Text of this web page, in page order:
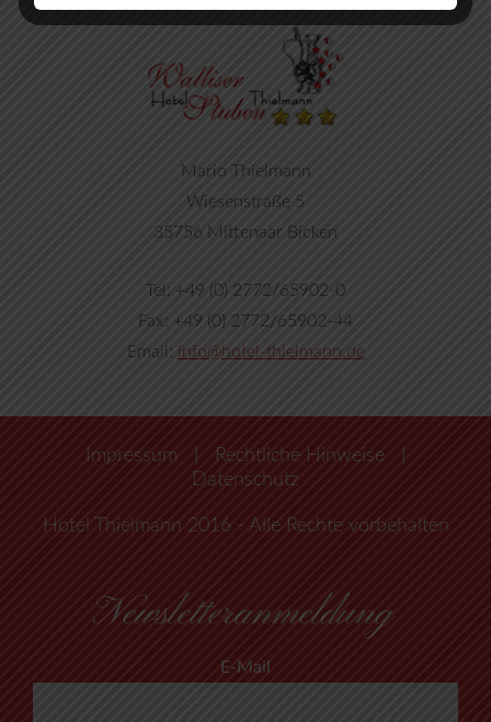
Mario Thielmann
Wiesenstraße 5
35756 Mittenaar Bicken
Tel: +49 (0) 2772/65902-0
Fax: +49 (0) 2772/65902-44
Email: info@hotel-thielmann.de
Impressum Rechtliche Hinweise
Datenschutz
Hotel Thielmann 2016 - Alle Rechte vorbehalten
Newsletteranmeldung
E-Mail